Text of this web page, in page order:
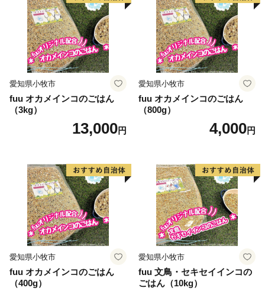
愛知県小牧市
fuu オカメインコのごはん
（3kg）
13,000円
愛知県小牧市
fuu オカメインコのごはん
（800g）
4,000円
愛知県小牧市
fuu オカメインコのごはん
（400g）
愛知県小牧市
fuu 文鳥・セキセイインコの
ごはん（10kg）